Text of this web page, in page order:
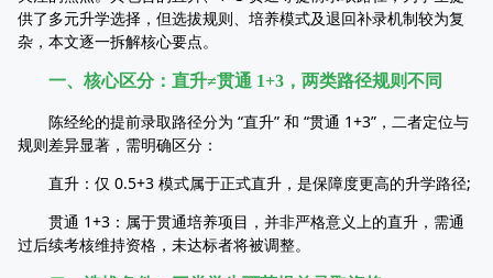
供了多元升学选择，但选拔规则、培养模式及退回补录机制较为复
杂，本文逐一拆解核心要点。
一、核心区分：直升≠贯通 1+3，两类路径规则不同
陈经纶的提前录取路径分为 “直升” 和 “贯通 1+3”，二者定位与
规则差异显著，需明确区分：
直升：仅 0.5+3 模式属于正式直升，是保障度更高的升学路径;
贯通 1+3：属于贯通培养项目，并非严格意义上的直升，需通
过后续考核维持资格，未达标者将被调整。